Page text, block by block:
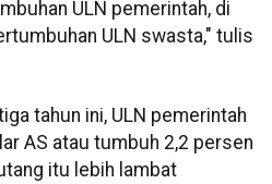
ULN pemerintah, di
ULN swasta," tulis
tahun ini, ULN pemerintah
AS atau tumbuh 2,2 persen
itu lebih lambat